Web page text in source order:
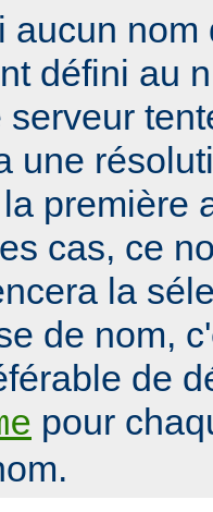
aucun nom
défini au
serveur
une
première
cas, ce
la
de nom,
de
pour